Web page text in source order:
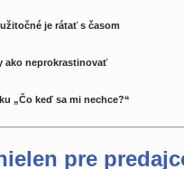
je rátať s časom
ako neprokrastinovať
„Čo keď sa mi nechce?“
pre